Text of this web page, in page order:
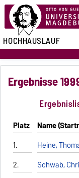
HOCHHAUSLAUF
Ergebnisse
Platz Name
1.
Heine,
2.
Schwab,